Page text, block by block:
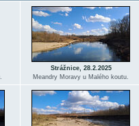
Strážnice, 28.2.2025
Meandry Moravy u Malého koutu.